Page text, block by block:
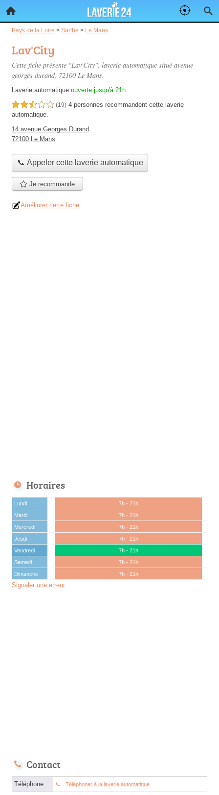
Pays de la Loire > Sarthe > Le Mans
Lav'City
Cette fiche présente "Lav'City", laverie automatique situé avenue
georges durand, 72100 Le Mans.
Laverie automatique ouverte jusqu'à 21h
2,5 étoiles sur 5 (19) 4 personnes recommandent cette laverie
automatique.
14 avenue Georges Durand
72100 Le Mans
📞 Appeler cette laverie automatique
Je recommande
Améliorer cette fiche
Horaires
Lundi
7h - 21h
Mardi
7h - 21h
Mercredi
7h - 21h
Jeudi
7h - 21h
Vendredi
7h - 21h
Samedi
7h - 21h
Dimanche
7h - 21h
Signaler une erreur
Contact
Téléphone Téléphoner à la laverie automatique